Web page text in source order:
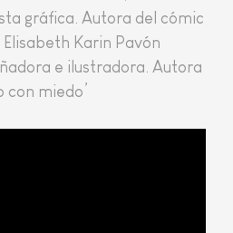
gráfica. Autora del cómic
Elisabeth Karin Pavón
e ilustradora. Autora
con miedo’